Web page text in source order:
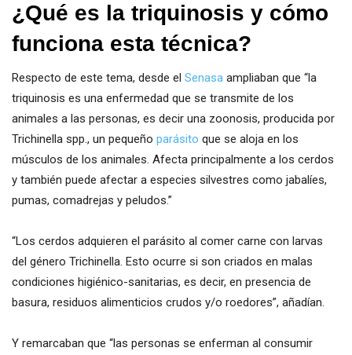
¿Qué es la triquinosis y cómo
funciona esta técnica?
Respecto de este tema, desde el Senasa ampliaban que “la
triquinosis es una enfermedad que se transmite de los
animales a las personas, es decir una zoonosis, producida por
Trichinella spp., un pequeño parásito que se aloja en los
músculos de los animales. Afecta principalmente a los cerdos
y también puede afectar a especies silvestres como jabalíes,
pumas, comadrejas y peludos.”
“Los cerdos adquieren el parásito al comer carne con larvas
del género Trichinella. Esto ocurre si son criados en malas
condiciones higiénico-sanitarias, es decir, en presencia de
basura, residuos alimenticios crudos y/o roedores”, añadían.
Y remarcaban que “las personas se enferman al consumir